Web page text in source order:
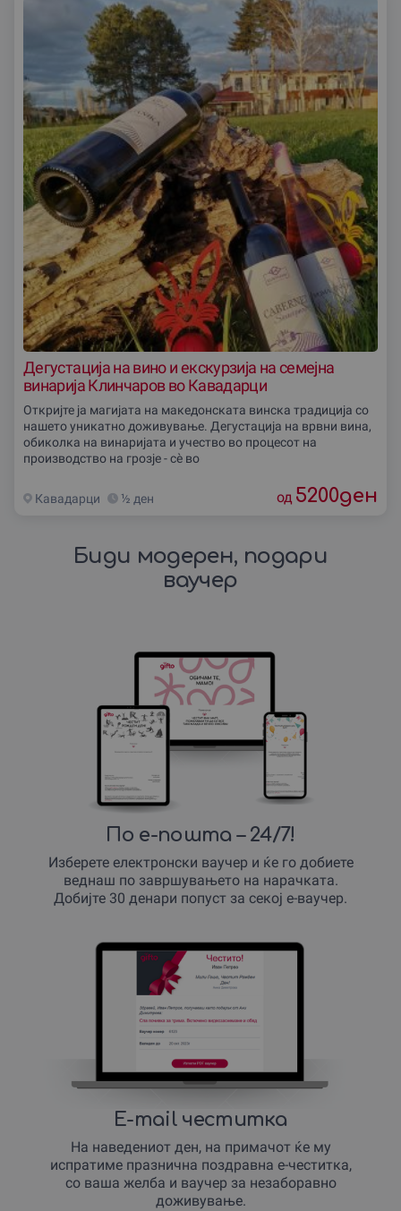
Дегустација на вино и екскурзија на семеjна
винарија Клинчаров во Кавадарци
Откријте ја магијата на македонската винска традиција со
нашето уникатно доживување. Дегустација на врвни вина,
обиколка на винаријата и учество во процесот на
производство на грозје - сè во
Кавадарци ½ ден од 5200ден
Биди модерен, подари
ваучер
По е-пошта – 24/7!
Изберете електронски ваучер и ќе го добиете
веднаш по завршувањето на нарачката.
Добијте 30 денари попуст за секој е-ваучер.
E-mail честитка
На наведениот ден, на примачот ќе му
испратиме празнична поздравна е-честитка,
со ваша желба и ваучер за незаборавно
доживување.